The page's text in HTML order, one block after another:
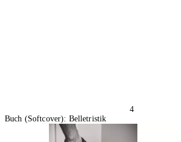
4
Buch (Softcover): Belletristik